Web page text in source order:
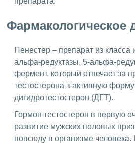
Фармакологическое
Пенестер – препарат из класса
альфа-редуктазы. 5-альфа-
фермент, который отвечает за
тестостерона в активную
дигидротестостерон (ДГТ).
Гормон тестостерон в первую
развитие мужских половых
повсюду в организме человека.